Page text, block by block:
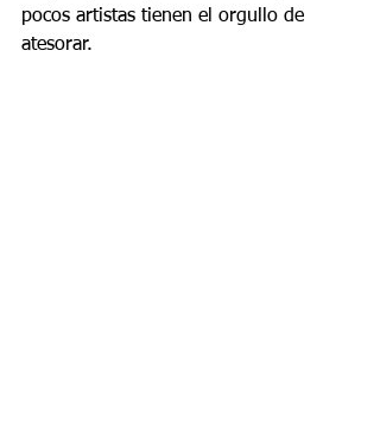
pocos artistas tienen el orgullo de
atesorar.